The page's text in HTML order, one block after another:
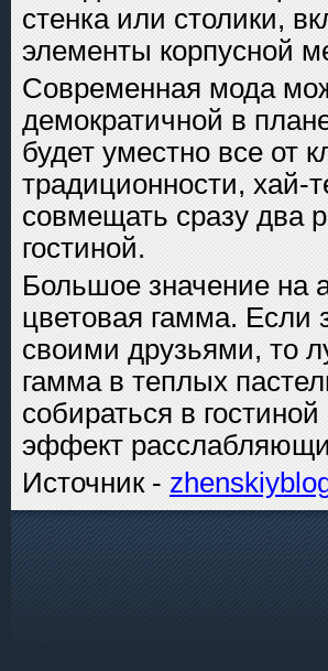
стенка или столики,
элементы корпусной
Современная мода
демократичной в
будет уместно все от
традиционности, хай-
совмещать сразу два
гостиной.
Большое значение на
цветовая гамма. Если
своими друзьями, то
гамма в теплых
собираться в
эффект
Источник -